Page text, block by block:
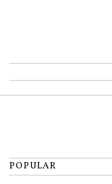
POPULAR